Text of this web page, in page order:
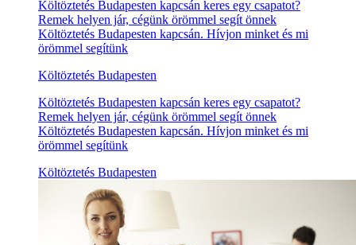
Költöztetés Budapesten kapcsán keres egy csapatot?
Remek helyen jár, cégünk örömmel segít önnek
Költöztetés Budapesten kapcsán. Hívjon minket és mi
örömmel segítünk
Költöztetés Budapesten
Költöztetés Budapesten kapcsán keres egy csapatot?
Remek helyen jár, cégünk örömmel segít önnek
Költöztetés Budapesten kapcsán. Hívjon minket és mi
örömmel segítünk
Költöztetés Budapesten